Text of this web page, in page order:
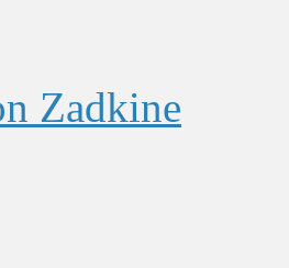
Zadkine